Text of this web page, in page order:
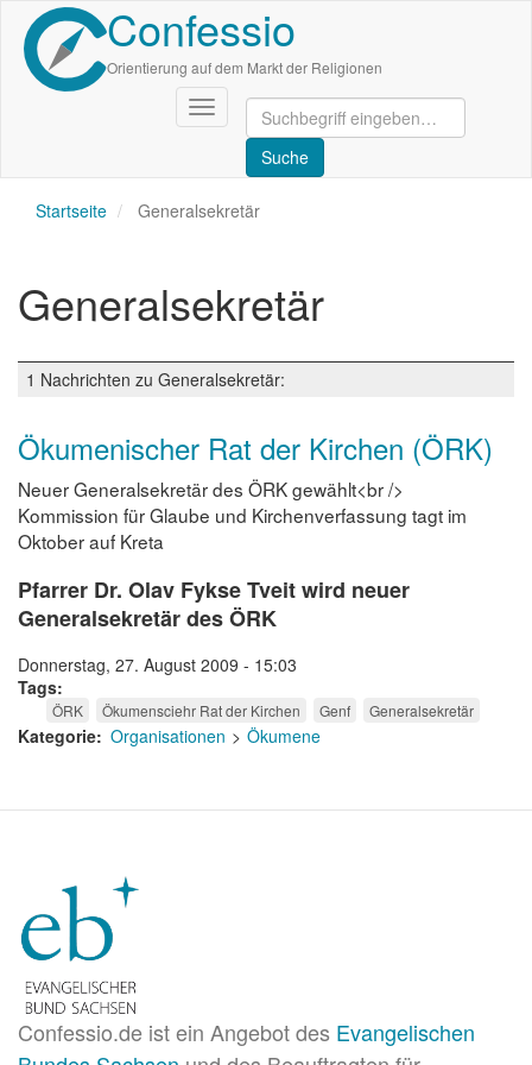
Direkt
zum
Inhalt
Confessio
Orientierung auf dem Markt der Religionen
Navigation
aktivieren/deaktivieren
Startseite Generalsekretär
Generalsekretär
1 Nachrichten zu Generalsekretär:
Ökumenischer Rat der Kirchen (ÖRK)
Neuer Generalsekretär des ÖRK gewählt<br />
Kommission für Glaube und Kirchenverfassung tagt im
Oktober auf Kreta
Pfarrer Dr. Olav Fykse Tveit wird neuer
Generalsekretär des ÖRK
Donnerstag, 27. August 2009 - 15:03
Tags
ÖRK Ökumensciehr Rat der Kirchen Genf Generalsekretär
Kategorie Organisationen Ökumene
Confessio.de ist ein Angebot des Evangelischen